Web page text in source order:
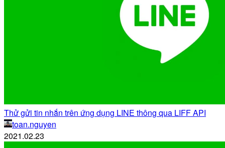
Thử gửi tin nhắn trên ứng dụng LINE thông qua LIFF API
toan.nguyen
2021.02.23